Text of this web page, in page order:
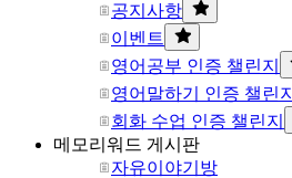
공지사항
이벤트
영어공부 인증 챌린지
영어말하기 인증 챌린지
회화 수업 인증 챌린지
메모리워드 게시판
자유이야기방